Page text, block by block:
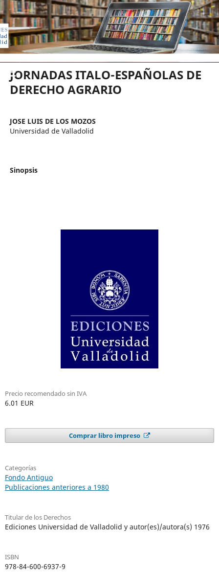
EDICIONES UNIVERSIDAD DE
JORNADAS ITALO-ESPAÑOLAS DE
DERECHO AGRARIO
JOSE LUIS DE LOS MOZOS
Universidad de Valladolid
Sinopsis
Precio recomendado sin IVA
6.01 EUR
Comprar libro impreso
Categorías
Fondo Antiguo
Publicaciones anteriores a 1980
Titular de los Derechos
Ediciones Universidad de Valladolid y autor(es)/autora(s) 1976
ISBN
978-84-600-6937-9